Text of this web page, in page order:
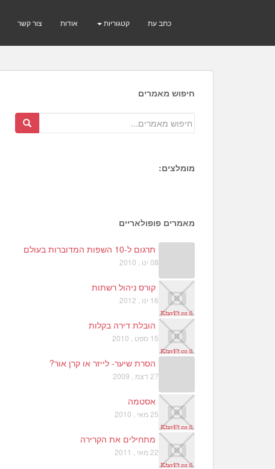
צור קשר אודות קטגוריות כתב עת
חיפוש מאמרים
מומלצים:
2
מאמרים פופולאריים
תרגום ל-10 השפות המדוברות בעולם
08 ינו , 2010
קורס ניהול רשתות
16 ינו , 2012
הובלת דירה בקלות
15 ספט , 2010
הסרת שיער- לייזר או קרן אור?
27 דצמ , 2009
אסטמה
25 מאי , 2010
מתחילים את הקרירה
22 מאי , 2011